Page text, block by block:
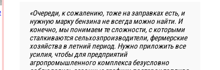
«Очереди, к сожалению, тоже на заправках есть, и
нужную марку бензина не всегда можно найти. И
конечно, мы понимаем те сложности, с которыми
сталкиваются сельхозпроизводители, фермерские
хозяйства в летний период. Нужно приложить все
усилия, чтобы для предприятий
агропромышленного комплекса безусловно